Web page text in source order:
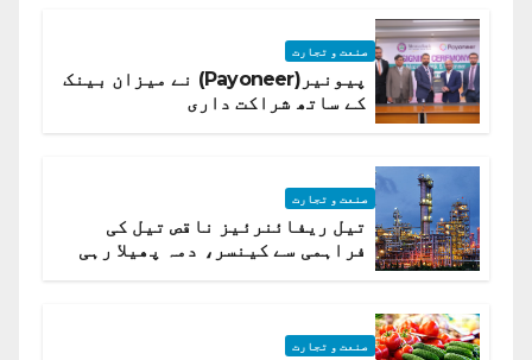
صنعت و تجارت
پیونیر(Payoneer) نے میزان بینک
کے ساتھ شراکت داری
صنعت و تجارت
تیل ریفائنرئیز ناقص تیل کی
فراہمی سے کینسر، دمہ پھیلا رہی
صنعت و تجارت